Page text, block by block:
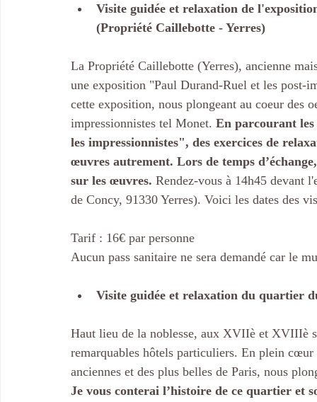
Visite guidée et relaxation de
(Propriété Caillebotte - Yerres)
La Propriété Caillebotte (Yerres), ancienne
une exposition "Paul Durand-Ruel et les post-
cette exposition, nous plongeant au coeur des
impressionnistes tel Monet. En parcourant
les impressionnistes", des exercices de
œuvres autrement. Lors de temps
sur les œuvres. Rendez-vous à 14h45 devant
de Concy, 91330 Yerres). Voici les dates des
Tarif : 16€ par personne
Aucun pass sanitaire ne sera demandé car le
Visite guidée et relaxation du quartier
Haut lieu de la noblesse, aux XVIIè et XVIIIè
remarquables hôtels particuliers. En plein
anciennes et des plus belles de Paris, nous
Je vous conterai l’histoire de ce quartier et